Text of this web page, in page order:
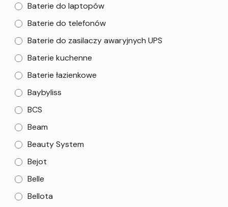
Baterie do laptopów
Baterie do telefonów
Baterie do zasilaczy awaryjnych UPS
Baterie kuchenne
Baterie łazienkowe
Baybyliss
BCS
Beam
Beauty System
Bejot
Belle
Bellota